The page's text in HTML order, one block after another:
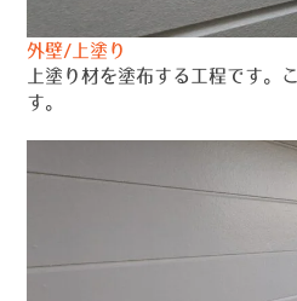
外壁/上塗り
上塗り材を塗布する工程です。
す。